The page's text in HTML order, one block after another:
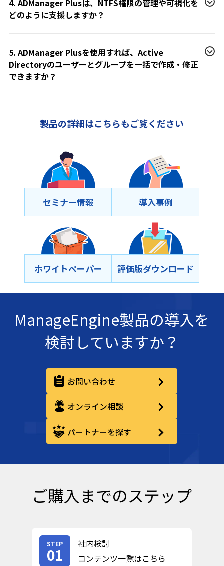
4. ADManager Plusは、NTFS権限の管理や可視化を
どのように支援しますか？
5. ADManager Plusを使用すれば、Active
Directoryのユーザーとグループを一括で作成・修正
できますか？
製品の詳細はこちらもご覧ください
セミナー情報 導⼊事例
ホワイトペーパー 評価版ダウンロード
ManageEngine製品の導入を
検討していますか？
お問い合わせ
オンライン相談
パートナーを探す
ご購入までのステップ
STEP
01
社内検討
コンテンツ一覧はこちら